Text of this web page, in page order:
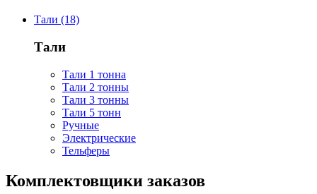
Тали (18)
Тали
Тали 1 тонна
Тали 2 тонны
Тали 3 тонны
Тали 5 тонн
Ручные
Электрические
Тельферы
Комплектовщики заказов